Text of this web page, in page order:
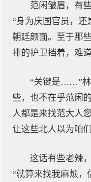
范闲皱眉，有
“身为庆国官员，还
朝廷颜面。至于那
排的护卫挡着，难
“关键是……”林
些，也不在乎范闲
人都是来找范大人
让这些北人以为咱
这话有些老辣
“就算来找我麻烦